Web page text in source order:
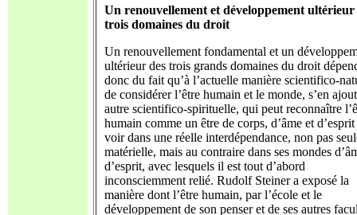
Un renouvellement et développement ultérieur
trois domaines du droit
Un renouvellement fondamental et un
ultérieur des trois grands domaines du droit
donc du fait qu’à l’actuelle manière scientifico-
de considérer l’être humain et le monde, s’en
autre scientifico-spirituelle, qui peut reconnaître
humain comme un être de corps, d’âme et
voir dans une réelle interdépendance, non pas
matérielle, mais au contraire dans ses mondes
d’esprit, avec lesquels il est tout d’abord
inconsciemment relié. Rudolf Steiner a exposé la
manière dont l’être humain, par l’école et le
développement de son penser et de ses autres